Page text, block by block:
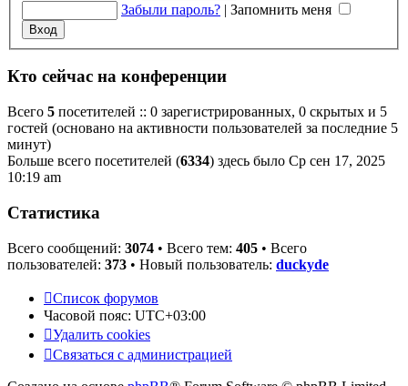
Забыли пароль? | Запомнить меня
Кто сейчас на конференции
Всего 5 посетителей :: 0 зарегистрированных, 0 скрытых и 5
гостей (основано на активности пользователей за последние 5
минут)
Больше всего посетителей (6334) здесь было Ср сен 17, 2025
10:19 am
Статистика
Всего сообщений: 3074 • Всего тем: 405 • Всего
пользователей: 373 • Новый пользователь: duckyde
Список форумов
Часовой пояс: UTC+03:00
Удалить cookies
Связаться с администрацией